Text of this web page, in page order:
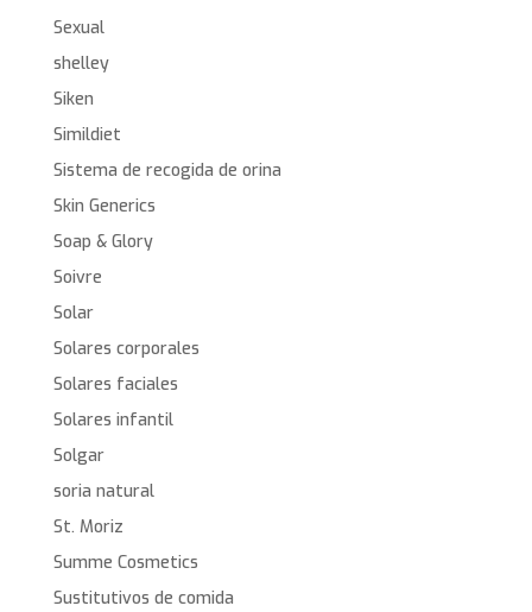
Sexual
shelley
Siken
Simildiet
Sistema de recogida de orina
Skin Generics
Soap & Glory
Soivre
Solar
Solares corporales
Solares faciales
Solares infantil
Solgar
soria natural
St. Moriz
Summe Cosmetics
Sustitutivos de comida